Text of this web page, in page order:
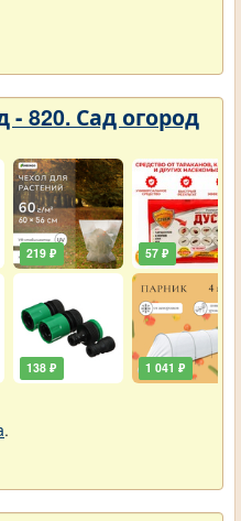
820. Сад огород
219 ₽
138 ₽
57 ₽
1 041 ₽
.